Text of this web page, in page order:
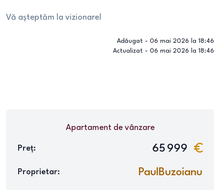
Vă așteptăm la vizionare!
Adăugat - 06 mai 2026 la 18:46
Actualizat - 06 mai 2026 la 18:46
Apartamentde vânzare
Preț: 65 999
Proprietar: PaulBuzoianu